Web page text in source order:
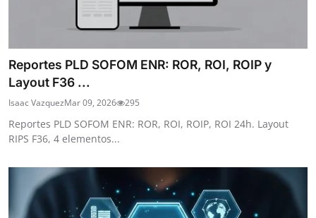
Reportes PLD SOFOM ENR: ROR, ROI, ROIP y
Layout F36 ...
Isaac VazquezMar 09, 2026 295
Reportes PLD SOFOM ENR: ROR, ROI, ROIP, ROI 24h. Layout
RIPS F36, 4 elementos...